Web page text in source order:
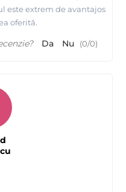
este extrem de avantajos
oferită.
Da Nu (0/0)